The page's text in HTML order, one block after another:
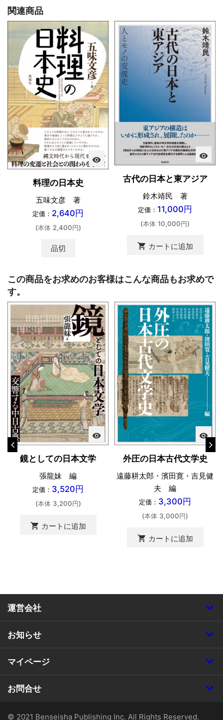
関連商品
visibility
料理の日本史
五味文彦 著
定価： 2,640円
(本体 2,400円)
品切
visibility
古代の日本と東アジア
鈴木靖民 著
定価： 11,000円
(本体 10,000円)
shopping_cart カートに追加
この商品をお求めのお客様はこんな商品もお求めで
す。
visibility
鏡としての日本文学
張龍妹 編
定価： 3,520円
(本体 3,200円)
shopping_cart カートに追加
visibility
外圧の日本古代文学史
遠藤耕太郎・濱田寛・吉見健
夫 編
定価： 3,300円
(本体 3,000円)
shopping_cart カートに追加
運営会社
お知らせ
マイページ
お問合せ
© 2021 Benseisha Publishing Inc. All Rights Reserved.